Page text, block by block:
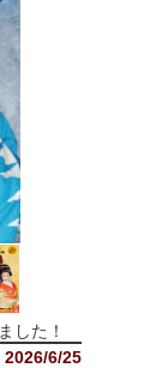
した！
2026/6/25